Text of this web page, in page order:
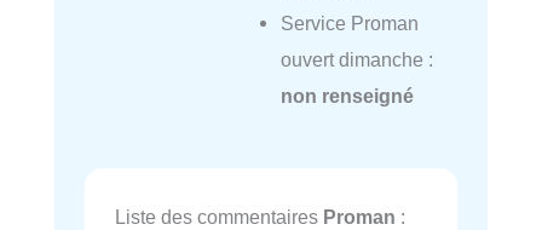
Service Proman
ouvert dimanche :
non renseigné
Liste des commentaires Proman :